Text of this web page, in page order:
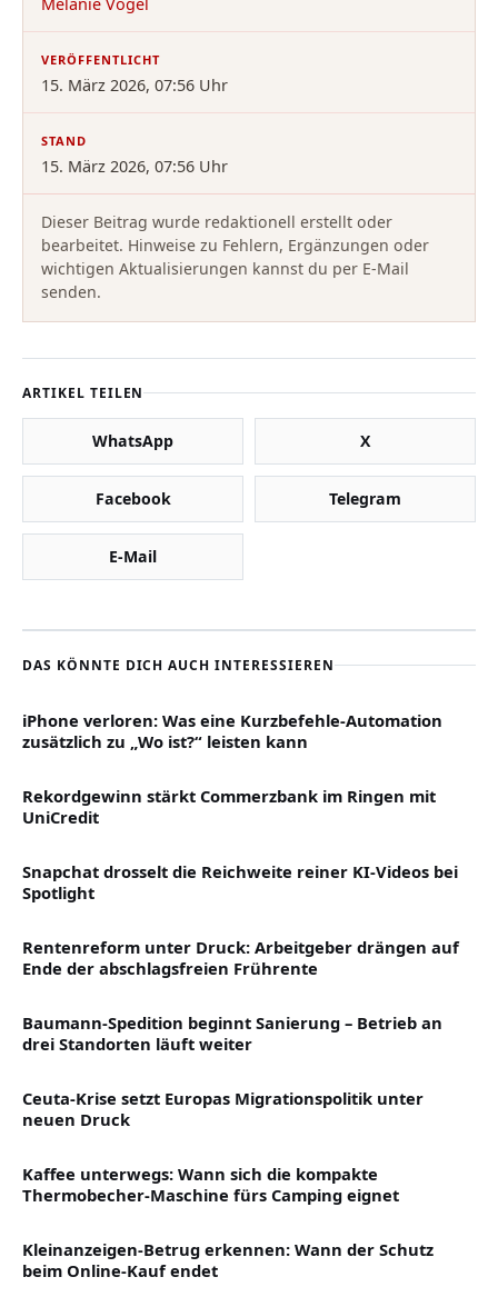
VERÖFFENTLICHT
15. März 2026, 07:56 Uhr
STAND
15. März 2026, 07:56 Uhr
Dieser Beitrag wurde redaktionell erstellt oder
bearbeitet. Hinweise zu Fehlern, Ergänzungen oder
wichtigen Aktualisierungen kannst du per E-Mail
senden.
ARTIKEL TEILEN
WhatsApp X
Facebook Telegram
E-Mail
DAS KÖNNTE DICH AUCH INTERESSIEREN
iPhone verloren: Was eine Kurzbefehle-Automation
zusätzlich zu „Wo ist?“ leisten kann
Rekordgewinn stärkt Commerzbank im Ringen mit
UniCredit
Snapchat drosselt die Reichweite reiner KI-Videos bei
Spotlight
Rentenreform unter Druck: Arbeitgeber drängen auf
Ende der abschlagsfreien Frührente
Baumann-Spedition beginnt Sanierung – Betrieb an
drei Standorten läuft weiter
Ceuta-Krise setzt Europas Migrationspolitik unter
neuen Druck
Kaffee unterwegs: Wann sich die kompakte
Thermobecher-Maschine fürs Camping eignet
Kleinanzeigen-Betrug erkennen: Wann der Schutz
beim Online-Kauf endet